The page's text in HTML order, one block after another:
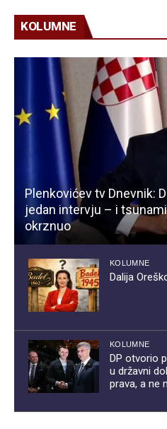
KOLUMNE
Plenkovićev tv Dnevnik:
jedan intervju – i
okrznuo
KOLUMNE
Dalija
KOLUMNE
DP otvorio
u državni
prava, a ne